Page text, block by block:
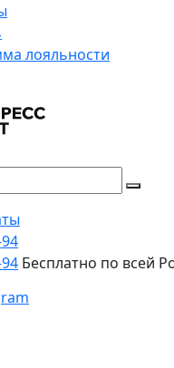
лояльности
Бесплатно по всей